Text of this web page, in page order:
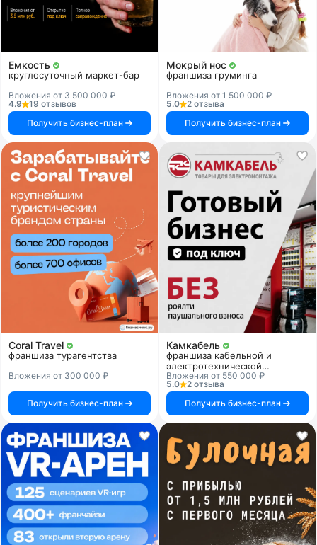
Емкость
круглосуточный маркет-бар
Вложения от 3 500 000 ₽
4.9
19 отзывов
Получить бизнес-план
Мокрый нос
франшиза груминга
Вложения от 1 500 000 ₽
5.0
2 отзыва
Получить бизнес-план
Coral Travel
франшиза турагентства
Вложения от 300 000 ₽
Получить бизнес-план
Камкабель
франшиза кабельной и
электротехнической
продукции
Вложения от 550 000 ₽
5.0
2 отзыва
Получить бизнес-план